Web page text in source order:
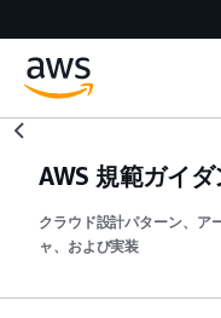
AWS 規範ガイダ
クラウド設計パターン、ア
ャ、および実装